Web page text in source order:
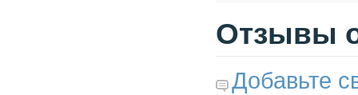
Отзывы
Добавьте